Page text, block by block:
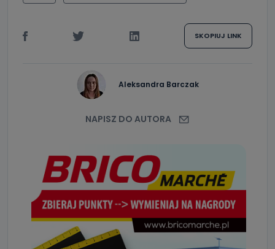
SKOPIUJ LINK
Aleksandra Barczak
NAPISZ DO AUTORA